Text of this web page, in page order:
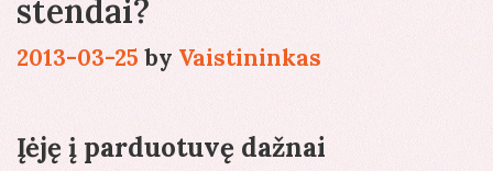
stendai?
2013-03-25 by Vaistininkas
Įėję į parduotuvę dažnai